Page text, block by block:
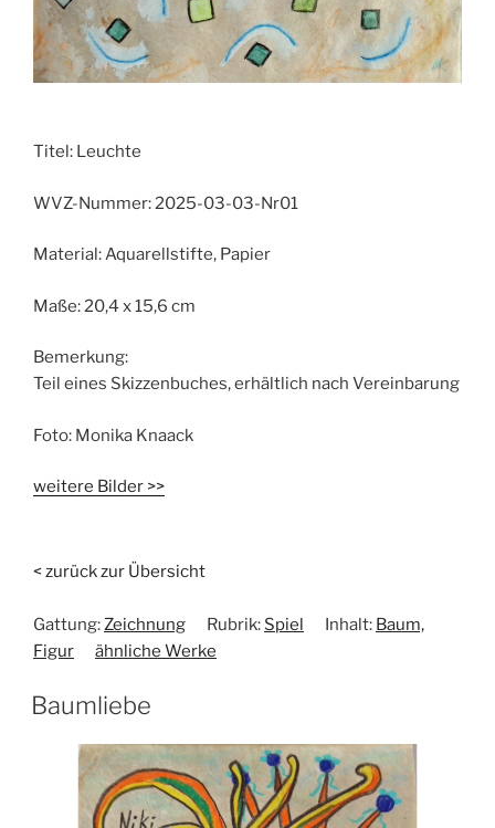
Titel: Leuchte
WVZ-Nummer: 2025-03-03-Nr01
Material:Aquarellstifte, Papier
Maße: 20,4 x 15,6 cm
Bemerkung:
Teil eines Skizzenbuches, erhältlich nach Vereinbarung
Foto: Monika Knaack
weitere Bilder >>
< zurück zur Übersicht
Gattung: Zeichnung Rubrik: Spiel Inhalt: Baum,
Figur
ähnliche Werke
Baumliebe